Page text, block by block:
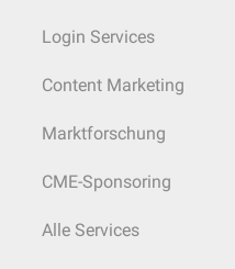
Login Services
Content Marketing
Marktforschung
CME-Sponsoring
Alle Services